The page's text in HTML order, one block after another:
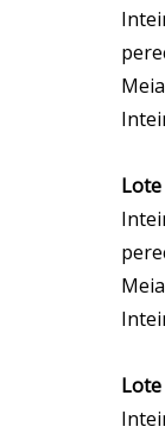
Lote
Lote